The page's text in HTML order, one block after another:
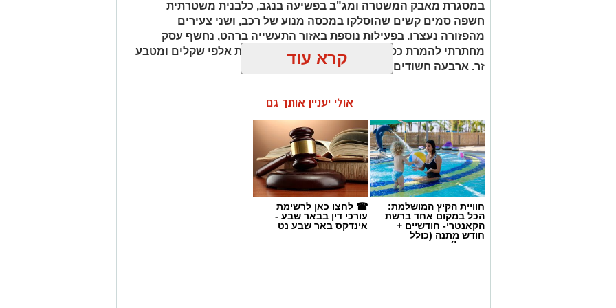
במסגרת מאבק המשטרה ומג"ב בפשיעה בנגב, כלבנית משטרתית
חשפה סמים קשים שהוסלקו במכסה מנוע של רכב, ושני צעירים
מהפזורה נעצרו. בפעילות נוספת באזור התעשייה ברהט, נחשף עסק
מחתרתי להמרת כספים שנוהל מתוך רכב ובו עשרות אלפי שקלים ומטבע
זר. ארבעה חשודים נעצרו בסך הכל.קרא עוד
אולי יעניין אותך גם
חוויית הקיץ המושלמת:
הכל במקום אחד ברשת
הקאנטרי- חודשיים +
חודש מתנה (כולל
החגים!)
☎ לחצו כאן לרשימת
עורכי דין בבאר שבע -
אינדקס באר שבע נט